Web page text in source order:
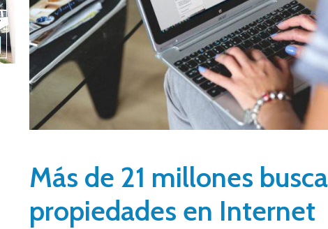
Más de 21 millones
propiedades en Internet